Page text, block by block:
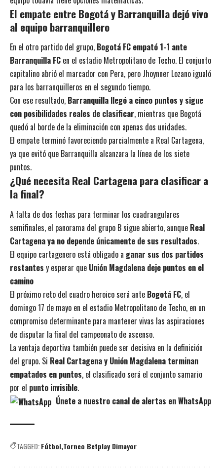
El empate entre Bogotá y Barranquilla dejó vivo
al equipo barranquillero
En el otro partido del grupo, Bogotá FC empató 1-1 ante
Barranquilla FC en el estadio Metropolitano de Techo. El conjunto
capitalino abrió el marcador con Pera, pero Jhoynner Lozano igualó
para los barranquilleros en el segundo tiempo.
Con ese resultado, Barranquilla llegó a cinco puntos y sigue
con posibilidades reales de clasificar, mientras que Bogotá
quedó al borde de la eliminación con apenas dos unidades.
El empate terminó favoreciendo parcialmente a Real Cartagena,
ya que evitó que Barranquilla alcanzara la línea de los siete
puntos.
¿Qué necesita Real Cartagena para clasificar a
la final?
A falta de dos fechas para terminar los cuadrangulares
semifinales, el panorama del grupo B sigue abierto, aunque Real
Cartagena ya no depende únicamente de sus resultados.
El equipo cartagenero está obligado a ganar sus dos partidos
restantes y esperar que Unión Magdalena deje puntos en el
camino
El próximo reto del cuadro heroico será ante Bogotá FC, el
domingo 17 de mayo en el estadio Metropolitano de Techo, en un
compromiso determinante para mantener vivas las aspiraciones
de disputar la final del campeonato de ascenso.
La ventaja deportiva también puede ser decisiva en la definición
del grupo. Si Real Cartagena y Unión Magdalena terminan
empatados en puntos, el clasificado será el conjunto samario
por el punto invisible.
Únete a nuestro canal de alertas en WhatsApp
TAGGED:Fútbol Torneo Betplay Dimayor